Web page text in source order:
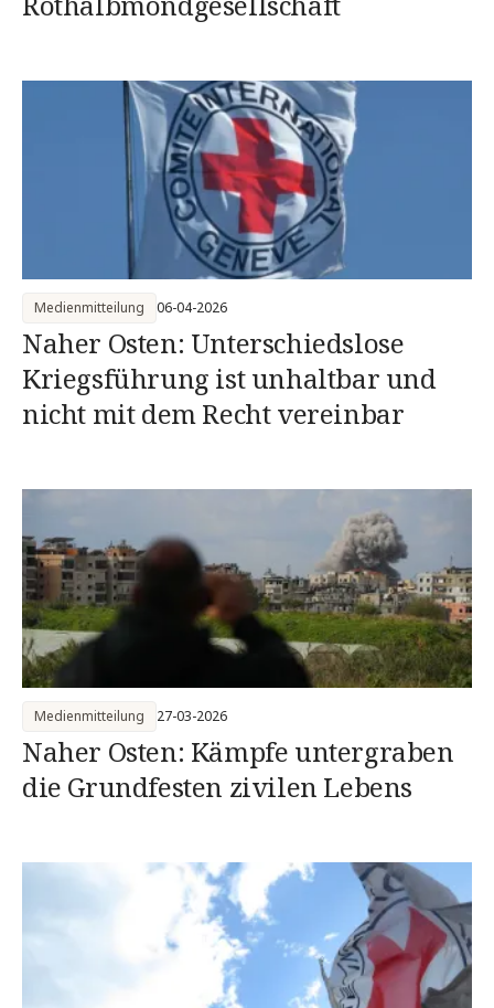
Naher Osten: Unterschiedslose
Kriegsführung ist unhaltbar und
nicht mit dem Recht vereinbar
Medienmitteilung 06-04-2026
Naher Osten: Kämpfe untergraben
die Grundfesten zivilen Lebens
Medienmitteilung 27-03-2026